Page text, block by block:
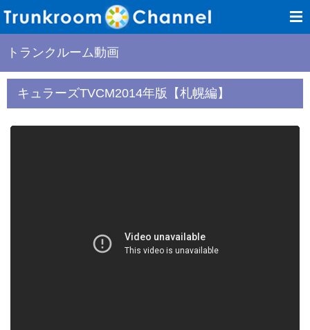
トランクルーム動画
キュラーズTVCM2014年版【札幌編】